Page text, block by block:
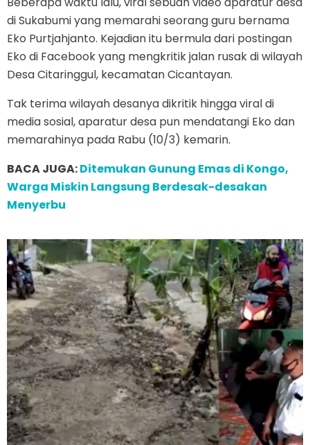
di Sukabumi yang memarahi seorang guru bernama
Eko Purtjahjanto. Kejadian itu bermula dari postingan
Eko di Facebook yang mengkritik jalan rusak di wilayah
Desa Citaringgul, kecamatan Cicantayan.
Tak terima wilayah desanya dikritik hingga viral di
media sosial, aparatur desa pun mendatangi Eko dan
memarahinya pada Rabu (10/3) kemarin.
BACA JUGA:Ditemukan Gunung Emas di Kongo,
Warga Miskin Langsung Berdesak-desakan
Menyerbu